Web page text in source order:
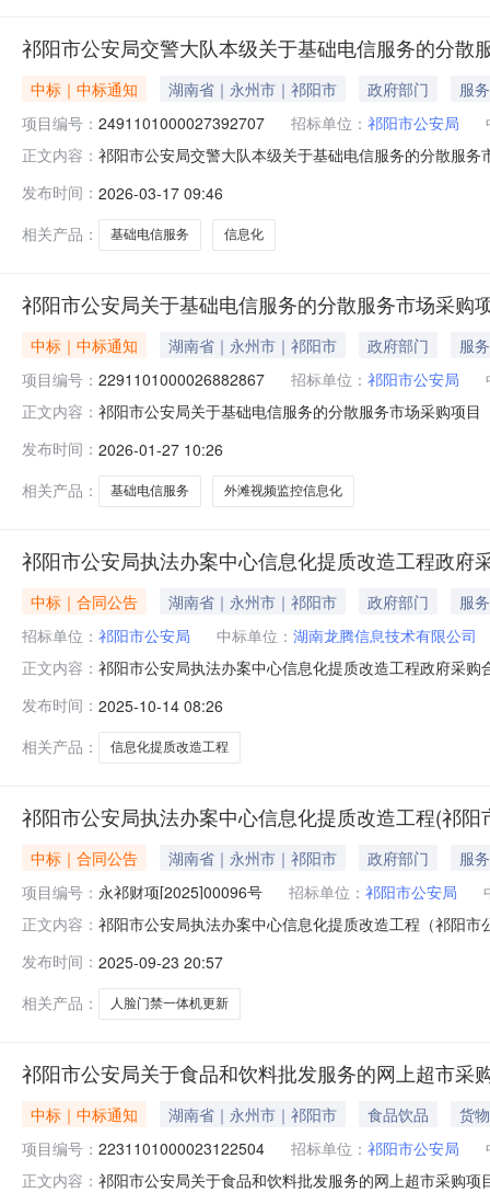
祁阳市公安局交警大队本级关于基础电信服务的分散
中标｜中标通知 湖南省｜永州市｜祁阳市 政府部门
服务
项目编号： 2491101000027392707 招标单位： 祁阳市公安局
正文内容： 祁阳市公安局交警大队本级关于基础电信服务的分散服
报价起止时间：-二、采购单位信息采购单位名称：祁阳
发布时间： 2026-03-17 09:46
相关产品：
基础电信服务 信息化
祁阳市公安局关于基础电信服务的分散服务市场采购
中标｜中标通知 湖南省｜永州市｜祁阳市 政府部门
服务
项目编号： 2291101000026882867 招标单位： 祁阳市公安局
正文内容： 祁阳市公安局关于基础电信服务的分散服务市场采购项
单位信息采购单位名称：祁阳市公安局采购单位地址：
发布时间： 2026-01-27 10:26
相关产品：
基础电信服务 外滩视频监控信息化
祁阳市公安局执法办案中心信息化提质改造工程政府
中标｜合同公告 湖南省｜永州市｜祁阳市 政府部门
服务
招标单位： 祁阳市公安局 中标单位： 湖南龙腾信息技术有限公司
正文内容： 祁阳市公安局执法办案中心信息化提质改造工程政府采
发布时间： 2025-10-14 08:26
相关产品：
信息化提质改造工程
祁阳市公安局执法办案中心信息化提质改造工程(祁
中标｜合同公告 湖南省｜永州市｜祁阳市 政府部门
服务
项目编号： 永祁财项[2025]00096号 招标单位： 祁阳市公安局
正文内容： 祁阳市公安局执法办案中心信息化提质改造工程（祁阳
[2025]00066号项目编号：永祁财项【2025】00096号委
发布时间： 2025-09-23 20:57
相关产品：
人脸门禁一体机更新
祁阳市公安局关于食品和饮料批发服务的网上超市采
中标｜中标通知 湖南省｜永州市｜祁阳市 食品饮品
货物
项目编号： 2231101000023122504 招标单位： 祁阳市公安局
正文内容： 祁阳市公安局关于食品和饮料批发服务的网上超市采购